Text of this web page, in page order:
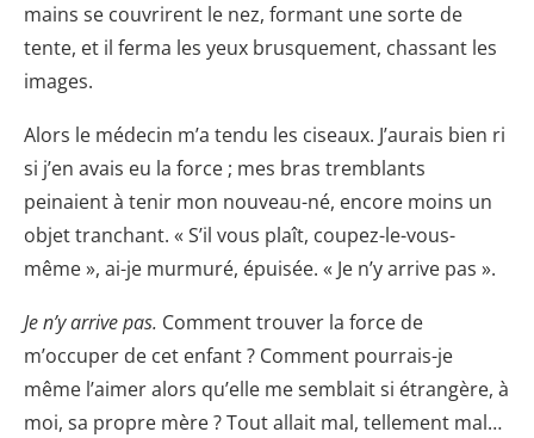
mains se couvrirent le nez, formant une sorte de
tente, et il ferma les yeux brusquement, chassant les
images.
Alors le médecin m’a tendu les ciseaux. J’aurais bien ri
si j’en avais eu la force ; mes bras tremblants
peinaient à tenir mon nouveau-né, encore moins un
objet tranchant. « S’il vous plaît, coupez-le-vous-
même », ai-je murmuré, épuisée. « Je n’y arrive pas ».
Je n’y arrive pas. Comment trouver la force de
m’occuper de cet enfant ? Comment pourrais-je
même l’aimer alors qu’elle me semblait si étrangère, à
moi, sa propre mère ? Tout allait mal, tellement mal…